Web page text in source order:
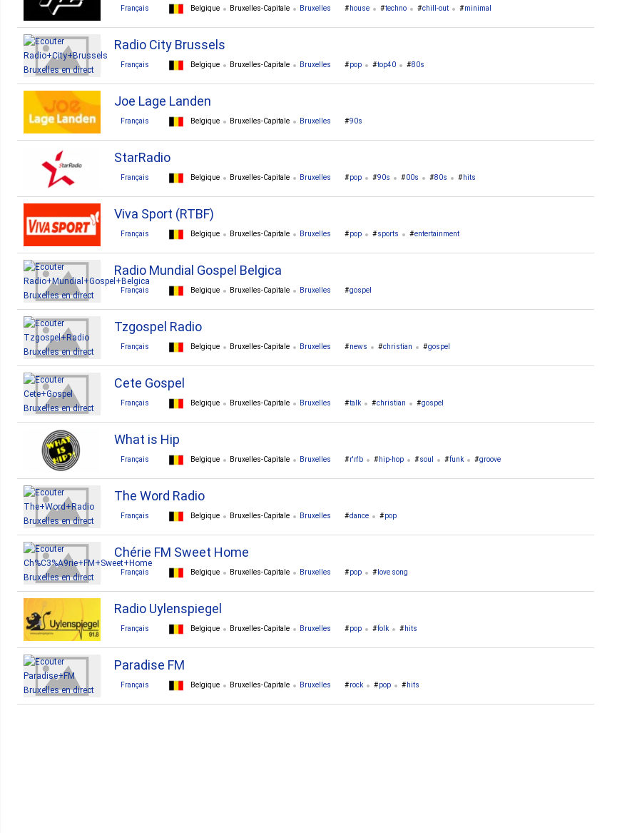
Français Belgique Bruxelles-Capitale Bruxelles house techno chill-out minimal
Radio City Brussels
Français Belgique Bruxelles-Capitale Bruxelles pop top40 80s
Joe Lage Landen
Français Belgique Bruxelles-Capitale Bruxelles 90s
StarRadio
Français Belgique Bruxelles-Capitale Bruxelles pop 90s 00s 80s hits
Viva Sport (RTBF)
Français Belgique Bruxelles-Capitale Bruxelles pop sports entertainment
Radio Mundial Gospel Belgica
Français Belgique Bruxelles-Capitale Bruxelles gospel
Tzgospel Radio
Français Belgique Bruxelles-Capitale Bruxelles news christian gospel
Cete Gospel
Français Belgique Bruxelles-Capitale Bruxelles talk christian gospel
What is Hip
Français Belgique Bruxelles-Capitale Bruxelles r'n'b hip-hop soul funk groove
The Word Radio
Français Belgique Bruxelles-Capitale Bruxelles dance pop
Chérie FM Sweet Home
Français Belgique Bruxelles-Capitale Bruxelles pop love song
Radio Uylenspiegel
Français Belgique Bruxelles-Capitale Bruxelles pop folk hits
Paradise FM
Français Belgique Bruxelles-Capitale Bruxelles rock pop hits